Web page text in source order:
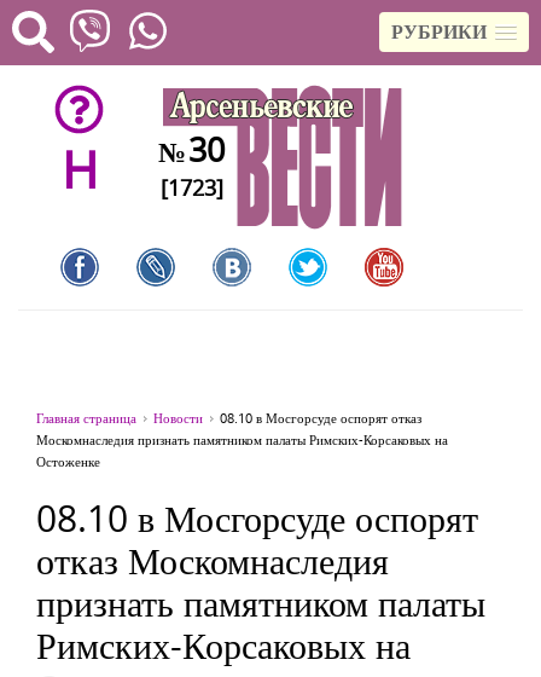
РУБРИКИ
H №30
[1723]
Главная страница Новости
08.10 в Мосгорсуде оспорят отказ
Москомнаследия признать памятником палаты Римских-Корсаковых на
Остоженке
08.10 в Мосгорсуде оспорят
отказ Москомнаследия
признать памятником палаты
Римских-Корсаковых на